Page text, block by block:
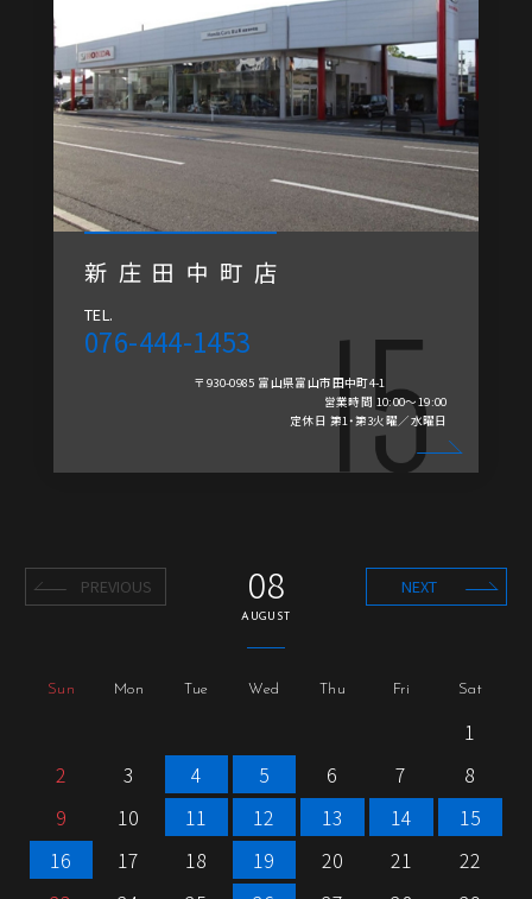
新庄田中町店
TEL.
076-444-1453
〒930-0985 富山県富山市田中町4-1
営業時間 10:00～19:00
定休日 第1・第3火曜／水曜日
PREVIOUS NEXT
08
AUGUST
Sun Mon Tue Wed Thu Fri Sat
1
2
3 4 5 6 7
8
9
10 11 12 13 14
15
16
17 18 19 20 21
22